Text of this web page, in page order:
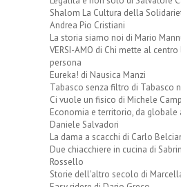
Shalom La Cultura della
Andrea Pio Cristiani
La storia siamo noi di Mario
VERSI-AMO di Chi mette al centro
persona
Eureka! di Nausica Manzi
Tabasco senza filtro di Tabasco
Ci vuole un fisico di Michele
Economia e territorio, da globale
Daniele Salvadori
La dama a scacchi di Carlo
Due chiacchiere in cucina di
Rossello
Storie dell'altro secolo di